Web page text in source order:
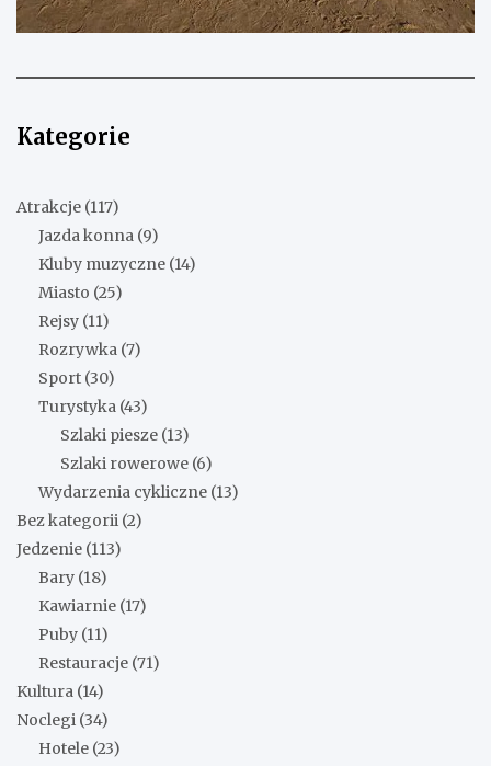
Kategorie
Atrakcje (117)
Jazda konna (9)
Kluby muzyczne (14)
Miasto (25)
Rejsy (11)
Rozrywka (7)
Sport (30)
Turystyka (43)
Szlaki piesze (13)
Szlaki rowerowe (6)
Wydarzenia cykliczne (13)
Bez kategorii (2)
Jedzenie (113)
Bary (18)
Kawiarnie (17)
Puby (11)
Restauracje (71)
Kultura (14)
Noclegi (34)
Hotele (23)